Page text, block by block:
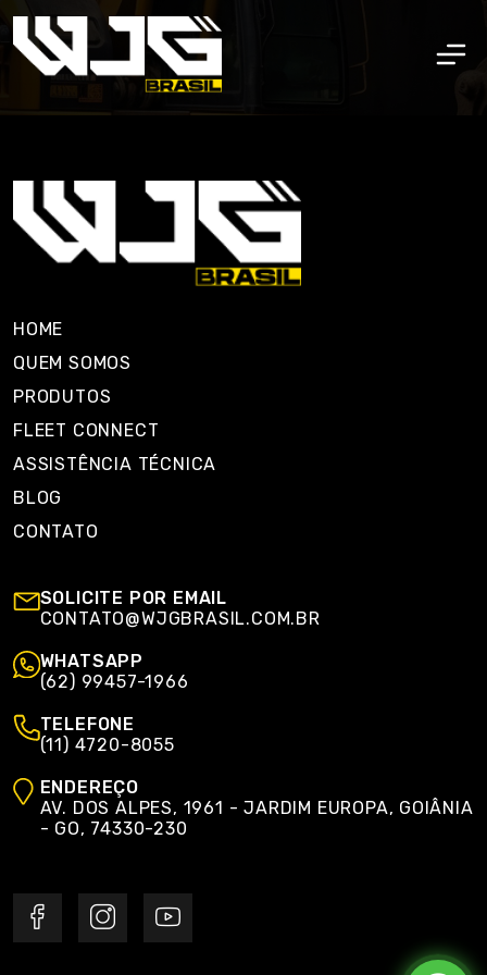
HOME
QUEM SOMOS
PRODUTOS
FLEET CONNECT
ASSISTÊNCIA TÉCNICA
BLOG
CONTATO
SOLICITE POR EMAIL
CONTATO@WJGBRASIL.COM.BR
WHATSAPP
(62) 99457-1966
TELEFONE
(11) 4720-8055
ENDEREÇO
AV. DOS ALPES, 1961 - JARDIM EUROPA, GOIÂNIA
- GO, 74330-230